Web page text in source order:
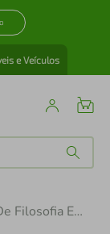
e Veículos
O Ensino De Filosofia E A Lei 10639